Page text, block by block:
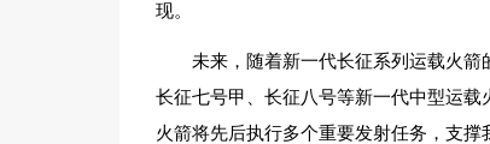
现。
未来，随着新一代长征系列运载火箭
长征七号甲、长征八号等新一代中型运
火箭将先后执行多个重要发射任务，支